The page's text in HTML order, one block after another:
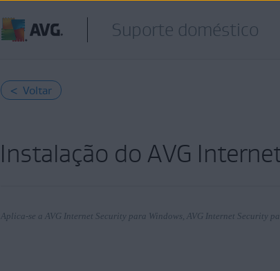
Suporte doméstico
< Voltar
Instalação do AVG
Aplica-se a AVG Internet Security para Windows, AVG Internet Security